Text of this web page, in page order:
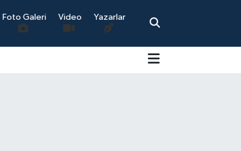
Foto Galeri Video Yazarlar